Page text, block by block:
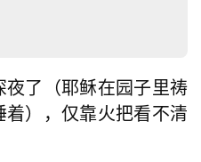
夜了（耶稣在园子里祷
），仅靠火把看不清